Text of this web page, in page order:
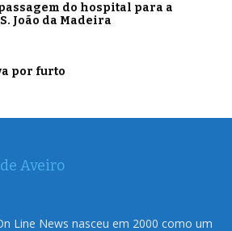
do hospital para a
João da Madeira
por furto
Line News nasceu em 2000 como um